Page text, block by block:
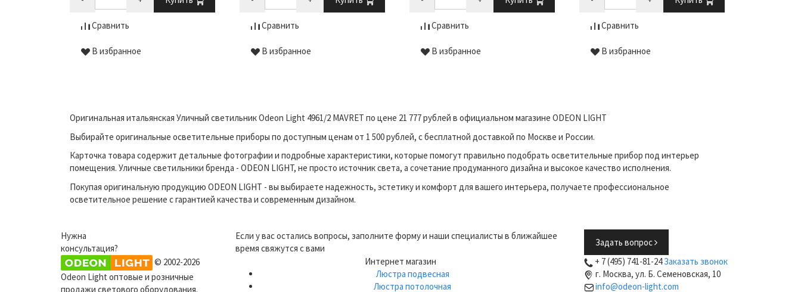
Сравнить
В избранное
Сравнить
В избранное
Сравнить
В избранное
Сравнить
В избранное
Оригинальная итальянская Уличный светильник Odeon Light 4961/2 MAVRET по цене 21 777 рублей в официальном магазине ODEON LIGHT
Выбирайте оригинальные осветительные приборы по доступным ценам от 1 500 рублей, с бесплатной доставкой по Москве и России.
Карточка товара содержит детальные фотографии и подробные характеристики, которые помогут правильно подобрать осветительные прибор под интерьер
помещения. Уличные светильники бренда - ODEON LIGHT, не просто источник света, а сочетание продуманного дизайна и высокое качество исполнения.
Покупая оригинальную продукцию ODEON LIGHT - вы выбираете надежность, эстетику и комфорт для вашего интерьера, получаете профессиональное
осветительное решение с гарантией качества и современным дизайном.
Нужна
консультация?
Если у вас остались вопросы, заполните форму и наши специалисты в ближайшее
время свяжутся с вами
Задать вопрос
© 2002-2026
Odeon Light оптовые и розничные
продажи светового оборудования.
Интернет магазин
Люстра подвесная
Люстра потолочная
+ 7 (495) 741-81-24Заказать звонок
г. Москва, ул. Б. Семеновская, 10
info@odeon-light.com